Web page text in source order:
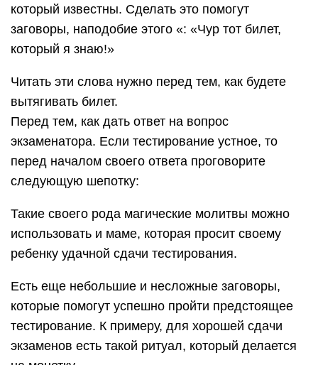
который известны. Сделать это помогут
заговоры, наподобие этого «: «Чур тот билет,
который я знаю!»
Читать эти слова нужно перед тем, как будете
вытягивать билет.
Перед тем, как дать ответ на вопрос
экзаменатора. Если тестирование устное, то
перед началом своего ответа проговорите
следующую шепотку:
Такие своего рода магические молитвы можно
использовать и маме, которая просит своему
ребенку удачной сдачи тестирования.
Есть еще небольшие и несложные заговоры,
которые помогут успешно пройти предстоящее
тестирование. К примеру, для хорошей сдачи
экзаменов есть такой ритуал, который делается